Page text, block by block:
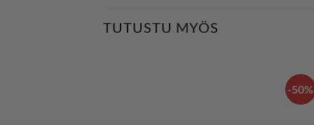
TUTUSTU MYÖS
-50%